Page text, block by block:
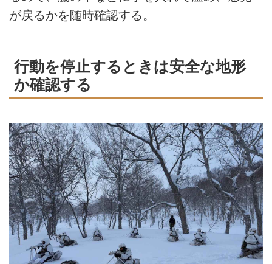
が戻るかを随時確認する。
行動を停止するときは安全な地形
か確認する